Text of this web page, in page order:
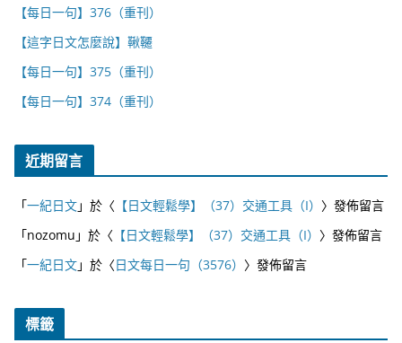
【每日一句】376（重刊）
【這字日文怎麼說】鞦韆
【每日一句】375（重刊）
【每日一句】374（重刊）
近期留言
「一紀日文」於〈 【日文輕鬆學】（37）交通工具（I） 〉發佈留言
「nozomu 」於〈 【日文輕鬆學】（37）交通工具（I） 〉發佈留言
「一紀日文」於〈日文每日一句（3576） 〉發佈留言
標籤